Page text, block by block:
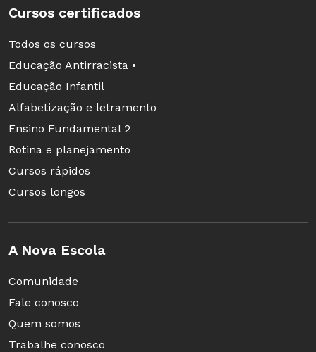
Cursos certificados
Todos os cursos
Educação Antirracista •
Educação Infantil
Alfabetização e letramento
Ensino Fundamental 2
Rotina e planejamento
Cursos rápidos
Cursos longos
A Nova Escola
Comunidade
Fale conosco
Quem somos
Trabalhe conosco